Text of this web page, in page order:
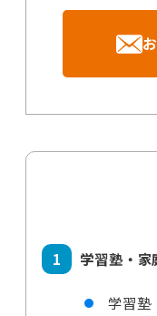
学習塾・家
学習塾